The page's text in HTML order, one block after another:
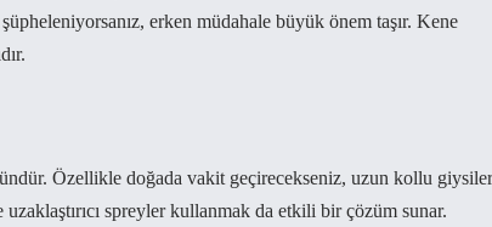
şüpheleniyorsanız, erken müdahale büyük önem taşır. Kene
Özellikle doğada vakit geçirecekseniz, uzun kollu giysiler
spreyler kullanmak da etkili bir çözüm sunar.